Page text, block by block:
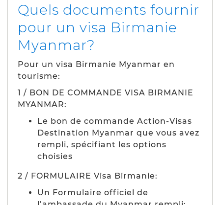
Quels documents fournir
pour un visa Birmanie
Myanmar?
Pour un visa Birmanie Myanmar en
tourisme:
1 / BON DE COMMANDE VISA BIRMANIE
MYANMAR:
Le bon de commande Action-Visas
Destination Myanmar que vous avez
rempli, spécifiant les options
choisies
2 / FORMULAIRE Visa Birmanie:
Un Formulaire officiel de